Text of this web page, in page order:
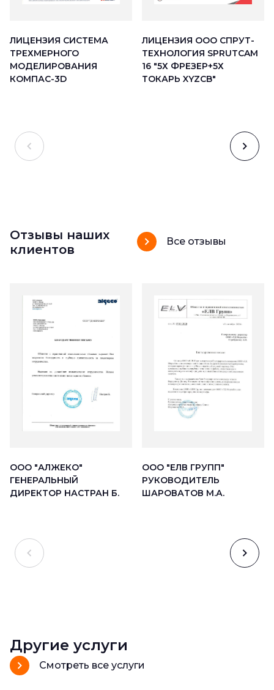
ЛИЦЕНЗИЯ СИСТЕМА
ТРЕХМЕРНОГО
МОДЕЛИРОВАНИЯ
КОМПАС-3D
ЛИЦЕНЗИЯ ООО СПРУТ-
ТЕХНОЛОГИЯ SPRUTCAM
16 "5Х ФРЕЗЕР+5Х
ТОКАРЬ XYZCB"
Отзывы наших
клиентов
Все отзывы
ООО "АЛЖЕКО"
ГЕНЕРАЛЬНЫЙ
ДИРЕКТОР НАСТРАН Б.
ООО "ЕЛВ ГРУПП"
РУКОВОДИТЕЛЬ
ШАРОВАТОВ М.А.
Другие услуги
Смотреть все услуги